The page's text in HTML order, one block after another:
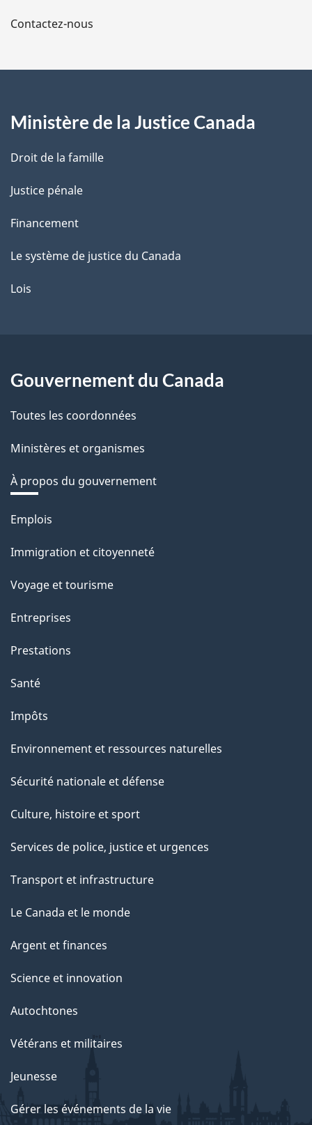
a
e
Contactez-nous
Ministère de la Justice Canada
Droit de la famille
Justice pénale
Financement
Le système de justice du Canada
Lois
Gouvernement du Canada
Toutes les coordonnées
Ministères et organismes
À propos du gouvernement
Thèmes
sujets
Emplois
Immigration et citoyenneté
Voyage et tourisme
Entreprises
Prestations
Santé
Impôts
Environnement et ressources naturelles
Sécurité nationale et défense
Culture, histoire et sport
Services de police, justice et urgences
Transport et infrastructure
Le Canada et le monde
Argent et finances
Science et innovation
Autochtones
Vétérans et militaires
Jeunesse
Gérer les événements de la vie